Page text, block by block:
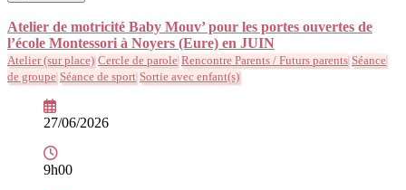
Atelier de motricité Baby Mouv’ pour les portes ouvertes de
l’école Montessori à Noyers (Eure) en JUIN
Atelier (sur place) Cercle de parole Rencontre Parents / Futurs parents Séance
de groupe Séance de sport Sortie avec enfant(s)
27/06/2026
9h00